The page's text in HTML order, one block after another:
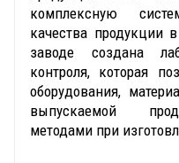
комплексную
качества продукции
заводе создана
контроля, которая
оборудования,
выпускаемой
методами при